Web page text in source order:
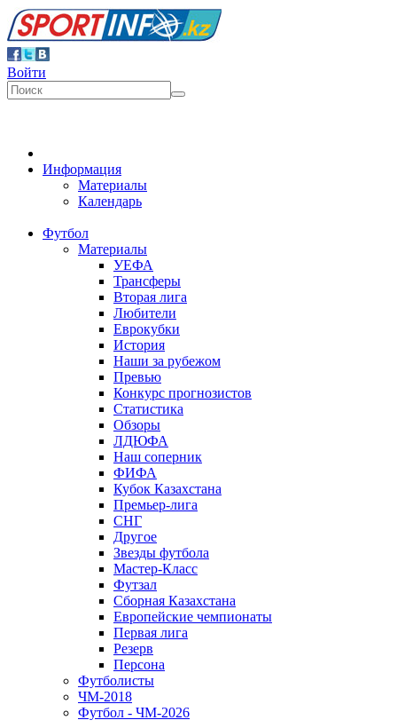
Войти
Информация
Материалы
Календарь
Футбол
Материалы
УЕФА
Трансферы
Вторая лига
Любители
Еврокубки
История
Наши за рубежом
Превью
Конкурс прогнозистов
Статистика
Обзоры
ЛДЮФА
Наш соперник
ФИФА
Кубок Казахстана
Премьер-лига
СНГ
Другое
Звезды футбола
Мастер-Класс
Футзал
Сборная Казахстана
Европейские чемпионаты
Первая лига
Резерв
Персона
Футболисты
ЧМ-2018
Футбол - ЧМ-2026